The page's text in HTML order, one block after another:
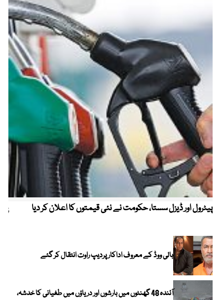
پیٹرول اور ڈیزل سستا، حکومت نے نئی قیمتوں کا اعلان کر دیا
بالی ووڈ کے معروف اداکار پردیپ راوت انتقال کر گئے
آئندہ 48 گھنٹوں میں بارشوں اور دریاؤں میں طغیانی کا خدشہ،